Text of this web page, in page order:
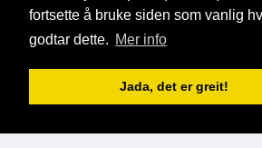
fortsette å bruke siden som vanlig
godtar dette. Mer info
Jada, det er greit!